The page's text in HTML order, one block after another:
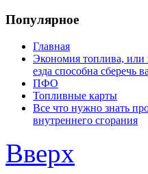
Популярное
Главная
Экономия топлива, или
езда способна сберечь
ПФО
Топливные карты
Все что нужно знать
внутреннего сгорания
Вверх